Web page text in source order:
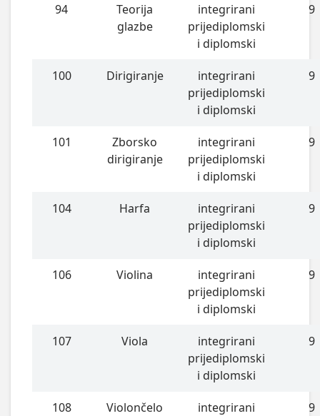
94
Teorija
glazbe
integrirani
prijediplomski
i diplomski
9
100 Dirigiranje
integrirani
prijediplomski
i diplomski
9
101
Zborsko
dirigiranje
integrirani
prijediplomski
i diplomski
9
104 Harfa
integrirani
prijediplomski
i diplomski
9
106 Violina
integrirani
prijediplomski
i diplomski
9
107 Viola
integrirani
prijediplomski
i diplomski
9
108 Violončelo integrirani 9